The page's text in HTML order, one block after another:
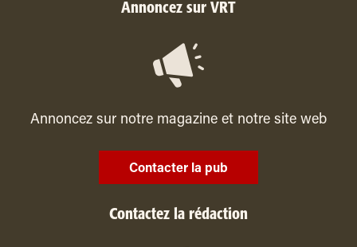
Annoncez sur VRT
Annoncez sur notre magazine et notre site web
Contacter la pub
Contactez la rédaction